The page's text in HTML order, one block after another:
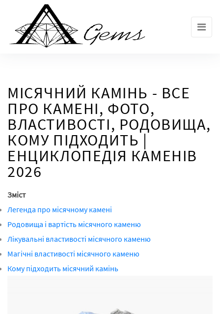
МІСЯЧНИЙ КАМІНЬ - ВСЕ
ПРО КАМЕНІ, ФОТО,
ВЛАСТИВОСТІ, РОДОВИЩА,
КОМУ ПІДХОДИТЬ |
ЕНЦИКЛОПЕДІЯ КАМЕНІВ
2026
Зміст
Легенда про місячному камені
Родовища і вартість місячного каменю
Лікувальні властивості місячного каменю
Магічні властивості місячного каменю
Кому підходить місячний камінь